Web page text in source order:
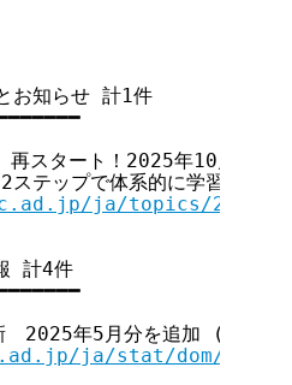
お知らせ 計1件
再スタート！2025年10月開催
ステップで体系的に学習～
ja/topics/2025/
計4件
新　2025年5月分を追加
ja/stat/dom/